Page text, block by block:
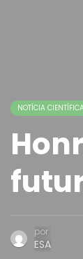
NOTÍCIA
por
ESA